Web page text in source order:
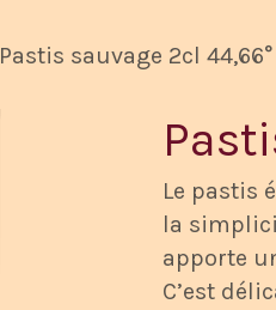
Pastis sauvage 2cl 44,66°
Le pastis
la
apporte
C’est